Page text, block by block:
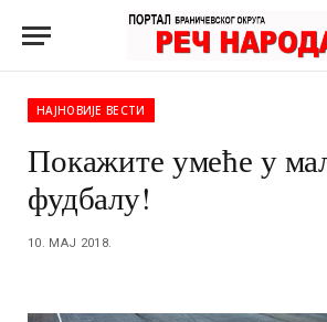
НАЈНОВИЈЕ ВЕСТИ
Покажите умеће у
фудбалу!
10. МАЈ 2018.